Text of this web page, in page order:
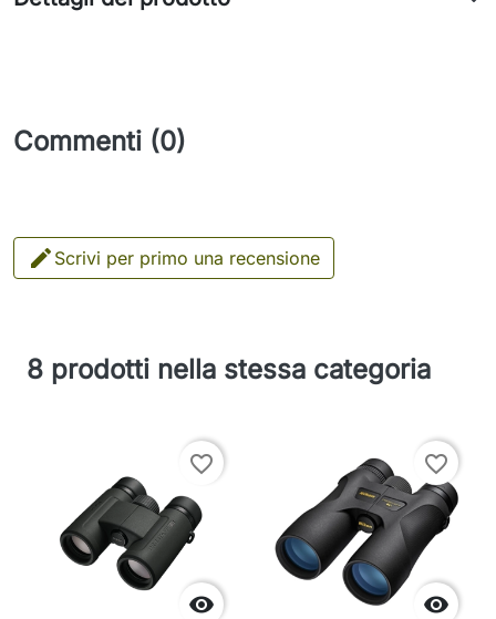
Commenti (0)
 Scrivi per primo una recensione
8 prodotti nella stessa categoria

favorite_border

favorite_border